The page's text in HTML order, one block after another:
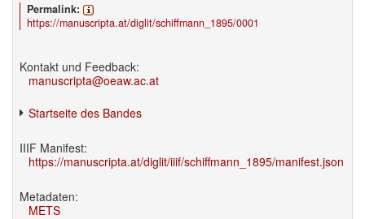
Permalink:
https://manuscripta.at/diglit/schiffmann_1895/0001
Kontakt und Feedback:
manuscripta@oeaw.ac.at
Startseite des Bandes
IIIF Manifest:
https://manuscripta.at/diglit/iiif/schiffmann_1895/manifest.json
Metadaten:
METS